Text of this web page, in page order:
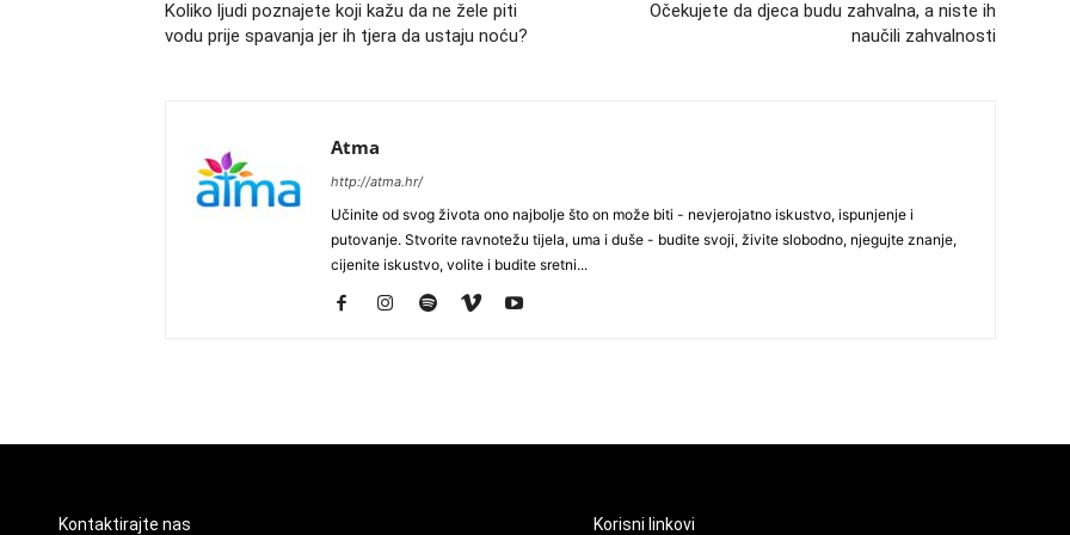
Koliko ljudi poznajete koji kažu da ne žele piti
vodu prije spavanja jer ih tjera da ustaju noću?
Očekujete da djeca budu zahvalna, a niste ih
naučili zahvalnosti
Atma
http://atma.hr/
Učinite od svog života ono najbolje što on može biti - nevjerojatno iskustvo, ispunjenje i
putovanje. Stvorite ravnotežu tijela, uma i duše - budite svoji, živite slobodno, njegujte znanje,
cijenite iskustvo, volite i budite sretni...
Kontaktirajte nas Korisni linkovi